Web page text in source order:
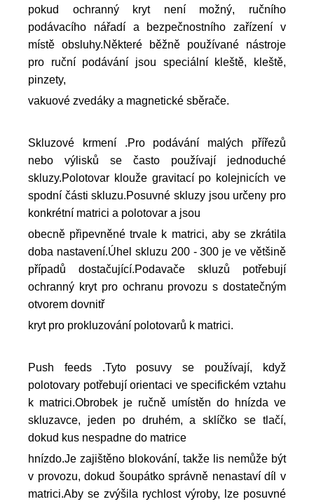
pokud ochranný kryt není možný, ručního
podávacího nářadí a bezpečnostního zařízení v
místě obsluhy.Některé běžně používané nástroje
pro ruční podávání jsou speciální kleště, kleště,
pinzety,
vakuové zvedáky a magnetické sběrače.
Skluzové krmení .Pro podávání malých přířezů
nebo výlisků se často používají jednoduché
skluzy.Polotovar klouže gravitací po kolejnicích ve
spodní části skluzu.Posuvné skluzy jsou určeny pro
konkrétní matrici a polotovar a jsou
obecně připevněné trvale k matrici, aby se zkrátila
doba nastavení.Úhel skluzu 200 - 300 je ve většině
případů dostačující.Podavače skluzů potřebují
ochranný kryt pro ochranu provozu s dostatečným
otvorem dovnitř
kryt pro prokluzování polotovarů k matrici.
Push feeds .Tyto posuvy se používají, když
polotovary potřebují orientaci ve specifickém vztahu
k matrici.Obrobek je ručně umístěn do hnízda ve
skluzavce, jeden po druhém, a sklíčko se tlačí,
dokud kus nespadne do matrice
hnízdo.Je zajištěno blokování, takže lis nemůže být
v provozu, dokud šoupátko správně nenastaví díl v
matrici.Aby se zvýšila rychlost výroby, lze posuvné